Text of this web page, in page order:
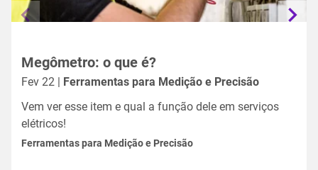
Megômetro: o que é?
Fev 22 | Ferramentas para Medição e Precisão
Vem ver esse item e qual a função dele em serviços
elétricos!
Ferramentas para Medição e Precisão